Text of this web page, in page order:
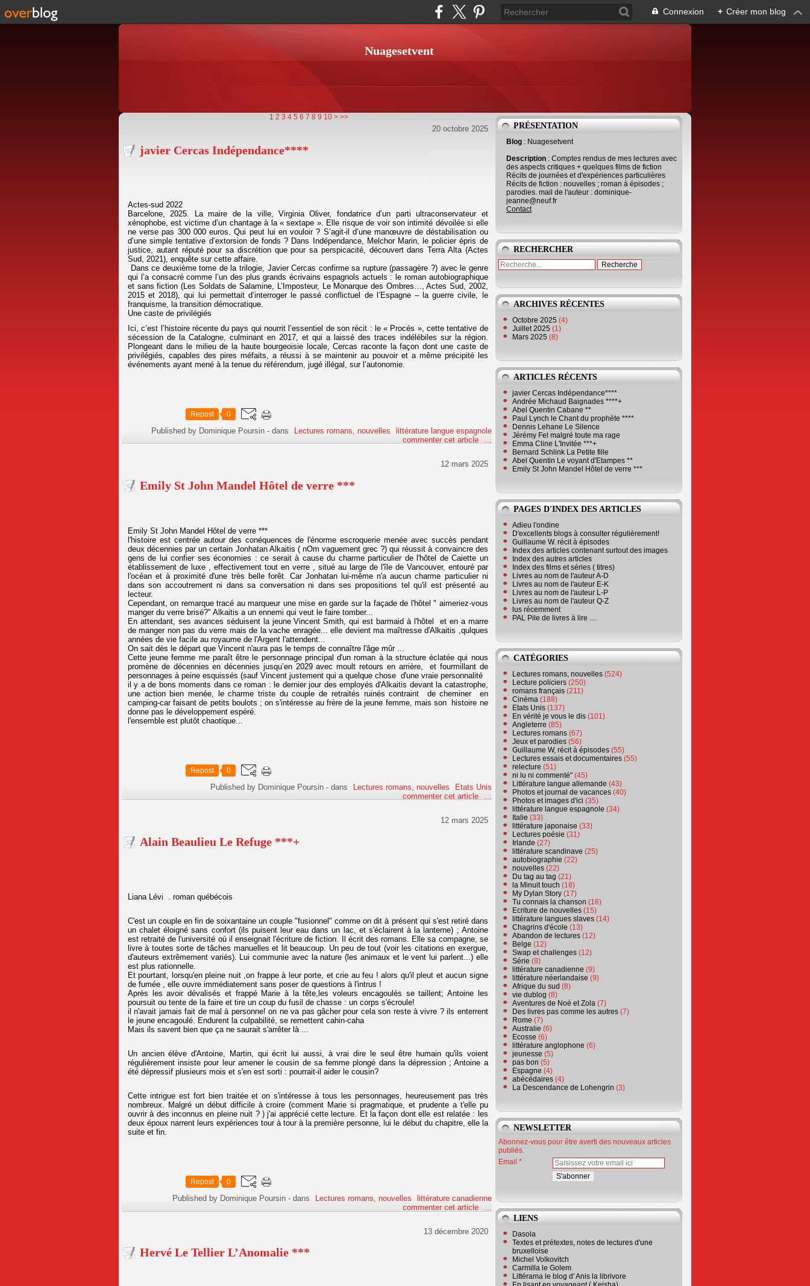
Connexion + Créer mon blog
Nuagesetvent
1 2 3 4 5 6 7 8 9 10 20
30
40
50
> >>
20 octobre 2025
javier Cercas Indépendance****
Actes-sud 2022
Barcelone, 2025. La maire de la ville, Virginia Oliver, fondatrice d’un parti ultraconservateur et
xénophobe, est victime d’un chantage à la « sextape ». Elle risque de voir son intimité dévoilée si elle
ne verse pas 300 000 euros. Qui peut lui en vouloir ? S’agit-il d’une manœuvre de déstabilisation ou
d’une simple tentative d’extorsion de fonds ? Dans Indépendance, Melchor Marin, le policier épris de
justice, autant réputé pour sa discrétion que pour sa perspicacité, découvert dans Terra Alta (Actes
Sud, 2021), enquête sur cette affaire.
Dans ce deuxième tome de la trilogie, Javier Cercas confirme sa rupture (passagère ?) avec le genre
qui l’a consacré comme l’un des plus grands écrivains espagnols actuels : le roman autobiographique
et sans fiction (Les Soldats de Salamine, L’Imposteur, Le Monarque des Ombres…, Actes Sud, 2002,
2015 et 2018), qui lui permettait d’interroger le passé conflictuel de l’Espagne – la guerre civile, le
franquisme, la transition démocratique.
Une caste de privilégiés
Ici, c’est l’histoire récente du pays qui nourrit l’essentiel de son récit : le « Procés », cette tentative de
sécession de la Catalogne, culminant en 2017, et qui a laissé des traces indélébiles sur la région.
Plongeant dans le milieu de la haute bourgeoisie locale, Cercas raconte la façon dont une caste de
privilégiés, capables des pires méfaits, a réussi à se maintenir au pouvoir et a même précipité les
événements ayant mené à la tenue du référendum, jugé illégal, sur l’autonomie.
Repost 0
Published by Dominique Poursin -dans Lectures romans, nouvelles
littérature langue espagnole
commenter cet article
…
12 mars 2025
Emily St John Mandel Hôtel de verre ***
Emily St John Mandel Hôtel de verre ***
l'histoire est centrée autour des conéquences de l'énorme escroquerie menée avec succès pendant
deux décennies par un certain Jonhatan Alkaitis ( nOm vaguement grec ?) qui réussit à convaincre des
gens de lui confier ses économies : ce serait à cause du charme particulier de l'hôtel de Caiette un
établissement de luxe , effectivement tout en verre , situé au large de l'île de Vancouver, entouré par
l'océan et à proximité d'une très belle forêt. Car Jonhatan lui-même n'a aucun charme particulier ni
dans son accoutrement ni dans sa conversation ni dans ses propositions tel qu'il est présenté au
lecteur.
Cependant, on remarque tracé au marqueur une mise en garde sur la façade de l'hôtel " aimeriez-vous
manger du verre brisé?" Alkaitis a un ennemi qui veut le faire tomber...
En attendant, ses avances séduisent la jeune Vincent Smith, qui est barmaid à l'hôtel et en a marre
de manger non pas du verre mais de la vache enragée... elle devient ma maîtresse d'Alkaitis ,qulques
années de vie facile au royaume de l'Argent l'attendent...
On sait dès le départ que Vincent n'aura pas le temps de connaître l'âge mûr ...
Cette jeune femme me paraît être le personnage principal d'un roman à la structure éclatée qui nous
promène de décennies en décennies jusqu’en 2029 avec moult retours en arrière, et fourmillant de
personnages à peine esquissés (sauf Vincent justement qui a quelque chose d'une vraie personnalité
il y a de bons moments dans ce roman : le dernier jour des employés d'Alkaitis devant la catastrophe,
une action bien menée, le charme triste du couple de retraités ruinés contraint de cheminer en
camping-car faisant de petits boulots ; on s'intéresse au frère de la jeune femme, mais son histoire ne
donne pas le développement espéré.
l'ensemble est plutôt chaotique...
Repost 0
Published by Dominique Poursin -dans Lectures romans, nouvelles
Etats Unis
commenter cet article
…
12 mars 2025
Alain Beaulieu Le Refuge ***+
Liana Lévi . roman québécois
C'est un couple en fin de soixantaine un couple "fusionnel" comme on dit à présent qui s'est retiré dans
un chalet éloigné sans confort (ils puisent leur eau dans un lac, et s'éclairent à la lanterne) ; Antoine
est retraité de l'université où il enseignait l'écriture de fiction. Il écrit des romans. Elle sa compagne, se
livre à toutes sorte de tâches manuelles et lit beaucoup. Un peu de tout (voir les citations en exergue,
d'auteurs extrêmement variés). Lui communie avec la nature (les animaux et le vent lui parlent...) elle
est plus rationnelle.
Et pourtant, lorsqu'en pleine nuit ,on frappe à leur porte, et crie au feu ! alors qu'il pleut et aucun signe
de fumée , elle ouvre immédiatement sans poser de questions à l'intrus !
Après les avoir dévalisés et frappé Marie à la tête,les voleurs encagoulés se taillent; Antoine les
poursuit ou tente de la faire et tire un coup du fusil de chasse : un corps s'écroule!
il n'avait jamais fait de mal à personne! on ne va pas gâcher pour cela son reste à vivre ? ils enterrent
le jeune encagoulé. Endurent la culpabilité, se remettent cahin-caha
Mais ils savent bien que ça ne saurait s'arrêter là ...
Un ancien élève d'Antoine, Martin, qui écrit lui aussi, à vrai dire le seul être humain qu'ils voient
régulièrement insiste pour leur amener le cousin de sa femme plongé dans la dépression ; Antoine a
été dépressif plusieurs mois et s'en est sorti : pourrait-il aider le cousin?
Cette intrigue est fort bien traitée et on s'intéresse à tous les personnages, heureusement pas très
nombreux. Malgré un début difficile à croire (comment Marie si pragmatique, et prudente a t'elle pu
ouvrir à des inconnus en pleine nuit ? ) j'ai apprécié cette lecture. Et la façon dont elle est relatée : les
deux époux narrent leurs expériences tour à tour à la première personne, lui le début du chapitre, elle la
suite et fin.
Repost 0
Published by Dominique Poursin -dans Lectures romans, nouvelles
littérature canadienne
commenter cet article
13 décembre 2020
Hervé Le Tellier L’Anomalie ***
PRÉSENTATION
Blog : Nuagesetvent
Description : Comptes rendus de mes lectures avec
des aspects critiques + quelques films de fiction
Récits de journées et d'expériences particulières
Récits de fiction : nouvelles ; roman à épisodes ;
parodies. mail de l'auteur : dominique-
jeanne@neuf.fr
Contact
RECHERCHER
ARCHIVES RÉCENTES
Octobre 2025 (4)
Juillet 2025 (1)
Mars 2025 (8)
ARTICLES RÉCENTS
javier Cercas Indépendance****
Andrée Michaud Baignades ****+
Abel Quentin Cabane **
Paul Lynch le Chant du prophète ****
Dennis Lehane Le Silence
Jérémy Fel malgré toute ma rage
Emma Cline L'Invitée ***+
Bernard Schlink La Petite fille
Abel Quentin Le voyant d'Etampes **
Emily St John Mandel Hôtel de verre ***
PAGES D'INDEX DES ARTICLES
Adieu l'ondine
D'excellents blogs à consulter régulièrement!
Guillaume W. récit à épisodes
Index des articles contenant surtout des images
Index des autres articles
Index des films et séries ( titres)
Livres au nom de l'auteur A-D
Livres au nom de l'auteur E-K
Livres au nom de l'auteur L-P
Livres au nom de l'auteur Q-Z
lus récemment
PAL Pile de livres à lire …
CATÉGORIES
Lectures romans, nouvelles (524)
Lecture policiers (250)
romans français (211)
Cinéma (188)
Etats Unis (137)
En vérité je vous le dis (101)
Angleterre (85)
Lectures romans (67)
Jeux et parodies (56)
Guillaume W, récit à épisodes (55)
Lectures essais et documentaires (55)
relecture (51)
ni lu ni commenté" (45)
Littérature langue allemande (43)
Photos et journal de vacances (40)
Photos et images d'ici (35)
littérature langue espagnole (34)
Italie (33)
littérature japonaise (33)
Lectures poésie (31)
Irlande (27)
littérature scandinave (25)
autobiographie (22)
nouvelles (22)
Du tag au tag (21)
la Minuit touch (18)
My Dylan Story (17)
Tu connais la chanson (16)
Ecriture de nouvelles (15)
littérature langues slaves (14)
Chagrins d'école (13)
Abandon de lectures (12)
Belge (12)
Swap et challenges (12)
Série (9)
littérature canadienne (9)
littérature néerlandaise (9)
Afrique du sud (8)
vie dublog (8)
Aventures de Noé et Zola (7)
Des livres pas comme les autres (7)
Rome (7)
Australie (6)
Ecosse (6)
littérature anglophone (6)
jeunesse (5)
pas bon (5)
Espagne (4)
abécédaires (4)
La Descendance de Lohengrin (3)
NEWSLETTER
Abonnez-vous pour être averti des nouveaux articles
publiés.
Email
LIENS
Dasola
Textes et prétextes, notes de lectures d'une
bruxelloise
Michel Volkovitch
Carmilla le Golem
Littérama le blog d' Anis la librivore